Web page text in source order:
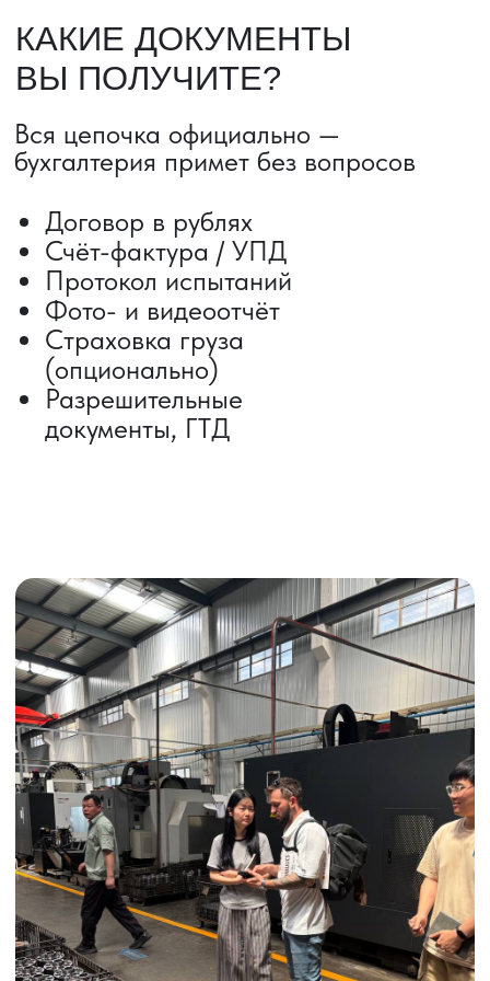
ВЫКУП ТОВАРОВ ИЗ КИТАЯ
Выкуп от 1 000 000 ₽
Выкуп с Alibaba
ИНДИВИДУАЛЬНЫЕ УСЛУГИ
Выгодные условия
Сертификация грузов
Консолидация грузов
Сопровождение грузов
Таможенное оформление
Страхование груза
Временное хранение
Организация производства
Проверка качества товара
Оплата и переговоры
с поставщиком
Инспекция поставщика
Получить консультацию
ДОСТАВКА ТОВАРОВ ИЗ КИТАЯ
Сроки от 5 дней
Авиадоставка
Сборный груз
Железнодорожные перевозки
Автогрузоперевозки
Контейнерные перевозки
Доставка образцов
Получить консультацию